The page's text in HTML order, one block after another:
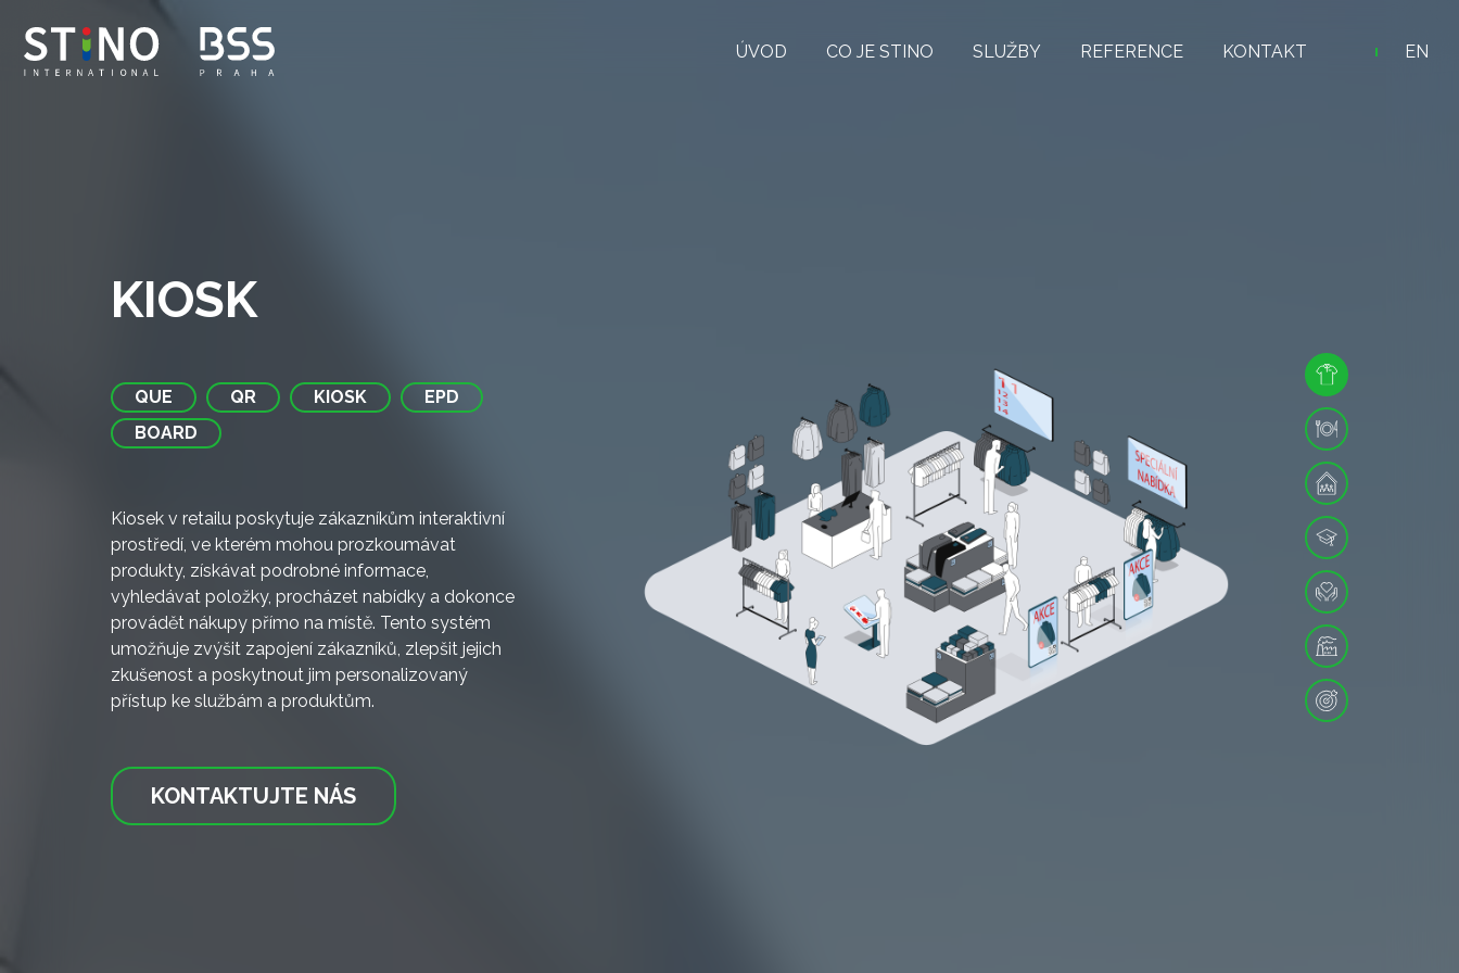
ÚVOD CO JE STINO SLUŽBY REFERENCE KONTAKT EN
KIOSK
QUE QR KIOSK
EPD
BOARD
Kiosek v retailu poskytuje zákazníkům interaktivní
prostředí, ve kterém mohou prozkoumávat
produkty, získávat podrobné informace,
vyhledávat položky, procházet nabídky a dokonce
provádět nákupy přímo na místě. Tento systém
umožňuje zvýšit zapojení zákazníků, zlepšit jejich
zkušenost a poskytnout jim personalizovaný
přístup ke službám a produktům.
KONTAKTUJTE NÁS